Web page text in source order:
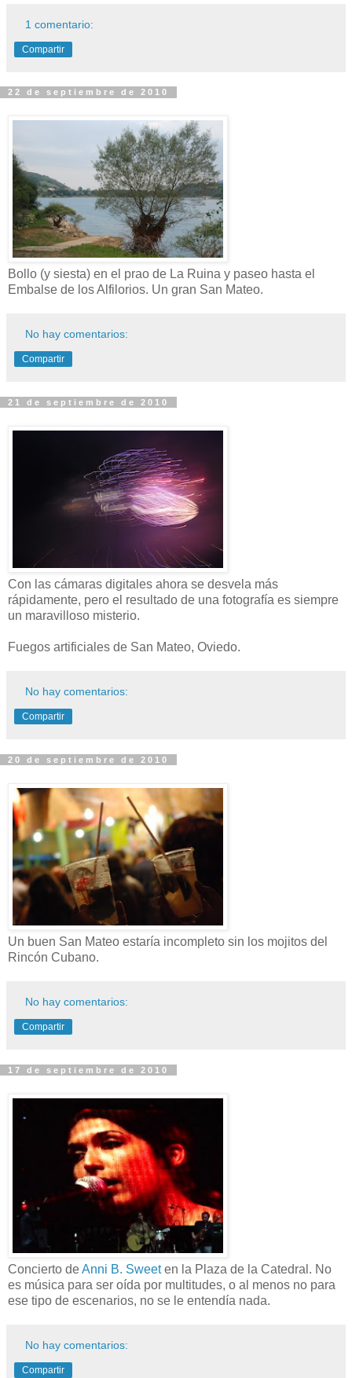
1 comentario:
Compartir
22 de septiembre de 2010
Bollo (y siesta) en el prao de La Ruina y paseo hasta el
Embalse de los Alfilorios. Un gran San Mateo.
No hay comentarios:
Compartir
21 de septiembre de 2010
Con las cámaras digitales ahora se desvela más
rápidamente, pero el resultado de una fotografía es siempre
un maravilloso misterio.
Fuegos artificiales de San Mateo, Oviedo.
No hay comentarios:
Compartir
20 de septiembre de 2010
Un buen San Mateo estaría incompleto sin los mojitos del
Rincón Cubano.
No hay comentarios:
Compartir
17 de septiembre de 2010
Concierto deAnni B. Sweeten la Plaza de la Catedral. No
es música para ser oída por multitudes, o al menos no para
ese tipo de escenarios, no se le entendía nada.
No hay comentarios:
Compartir